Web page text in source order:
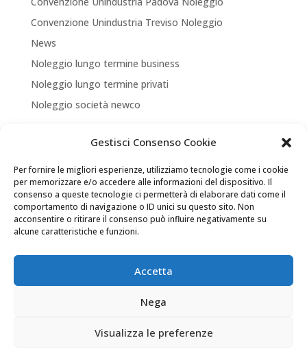
Gestisci Consenso Cookie
Per fornire le migliori esperienze, utilizziamo tecnologie come i cookie
per memorizzare e/o accedere alle informazioni del dispositivo. Il
consenso a queste tecnologie ci permetterà di elaborare dati come il
comportamento di navigazione o ID unici su questo sito. Non
acconsentire o ritirare il consenso può influire negativamente su
alcune caratteristiche e funzioni.
Accetta
Nega
Visualizza le preferenze
Convenzione Unindustria Treviso Noleggio
News
Noleggio lungo termine business
Noleggio lungo termine privati
Noleggio società newco
Articoli recenti
ASSICURA LA TUA MOBILITA’
NEW LOCATION + NEW PARTNERSHIP
Convenzione Soci di UNINDUSTRIA PADOVA TREVISO
VENEZIA ROVIGO
Il tuo Partner per Soluzioni di Mobilità